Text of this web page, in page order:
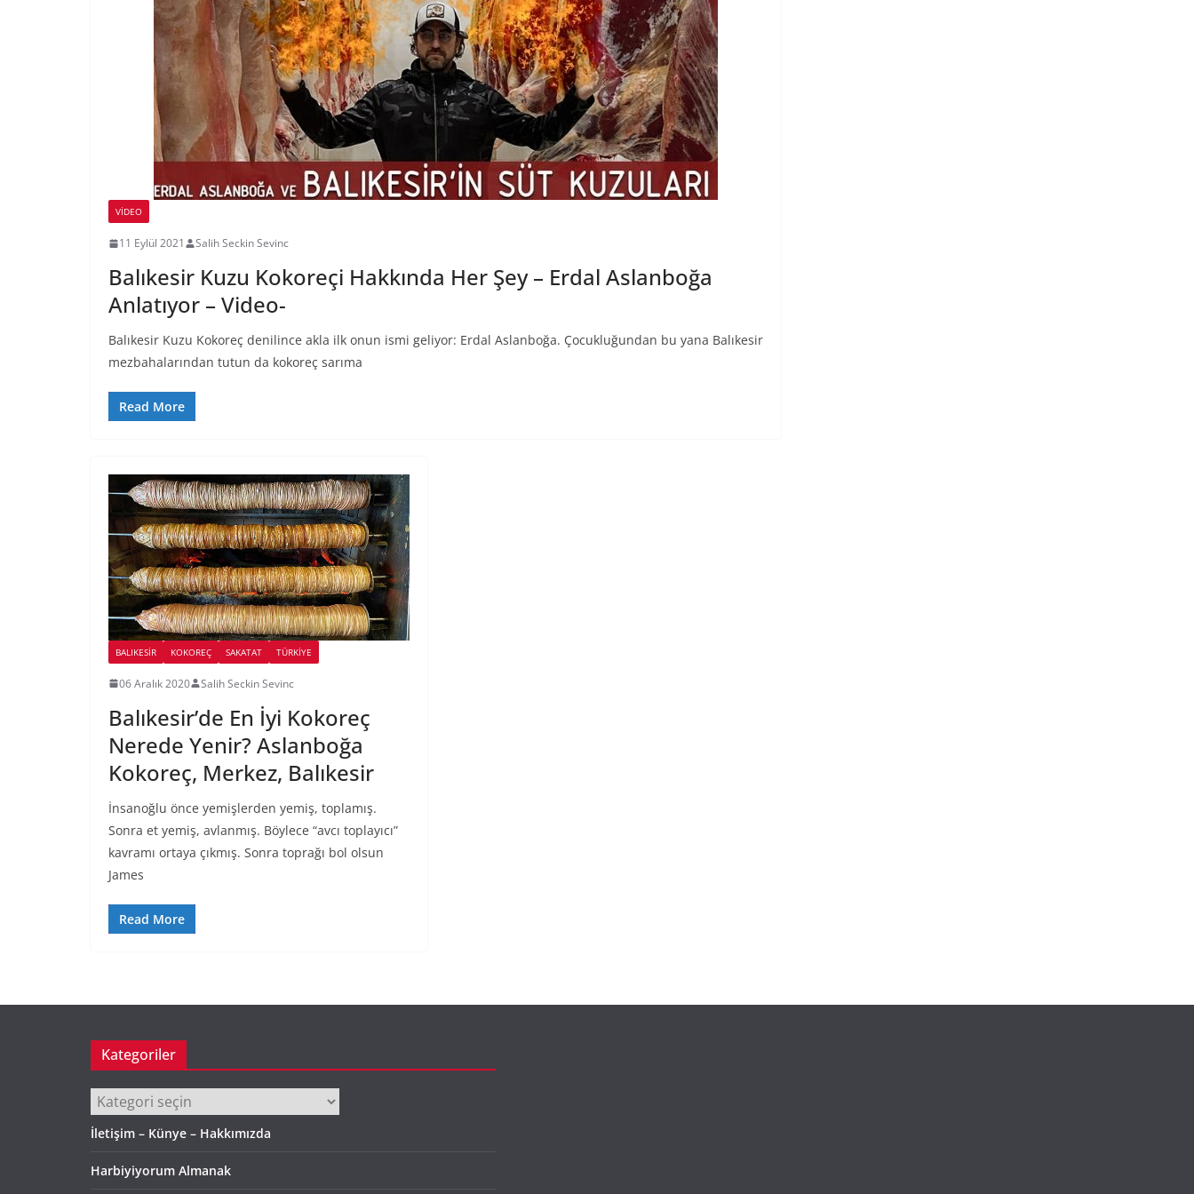
VIDEO
11 Eylül 2021 Salih Seckin Sevinc
Balıkesir Kuzu Kokoreçi Hakkında Her Şey – Erdal Aslanboğa
Anlatıyor – Video-
Balıkesir Kuzu Kokoreç denilince akla ilk onun ismi geliyor: Erdal Aslanboğa. Çocukluğundan bu yana Balıkesir
mezbahalarından tutun da kokoreç sarıma
Read More
BALIKESIR KOKOREÇ SAKATAT TÜRKIYE
06 Aralık 2020 Salih Seckin Sevinc
Balıkesir’de En İyi Kokoreç
Nerede Yenir? Aslanboğa
Kokoreç, Merkez, Balıkesir
İnsanoğlu önce yemişlerden yemiş, toplamış.
Sonra et yemiş, avlanmış. Böylece “avcı toplayıcı”
kavramı ortaya çıkmış. Sonra toprağı bol olsun
James
Read More
Kategoriler
Kategoriler
İletişim – Künye – Hakkımızda
Harbiyiyorum Almanak